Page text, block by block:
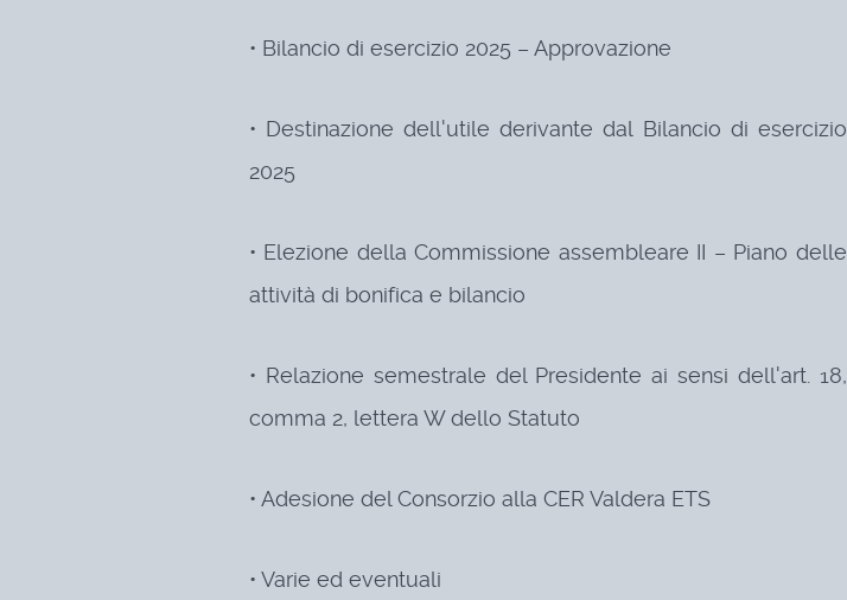
• Bilancio di esercizio 2025 – Approvazione
• Destinazione dell'utile derivante dal Bilancio di esercizio
2025
• Elezione della Commissione assembleare II – Piano delle
attività di bonifica e bilancio
• Relazione semestrale del Presidente ai sensi dell'art. 18,
comma 2, lettera W dello Statuto
• Adesione del Consorzio alla CER Valdera ETS
• Varie ed eventuali